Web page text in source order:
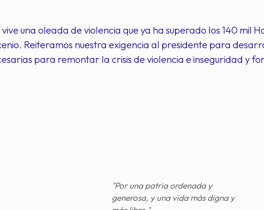
una oleada de violencia que ya ha superado los 140 mil
Reiteramos nuestra exigencia al presidente para
para remontar la crisis de violencia e inseguridad y
"Por una patria ordenada y
generosa, y una vida más digna y